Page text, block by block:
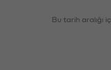
Bu tarih aralığı